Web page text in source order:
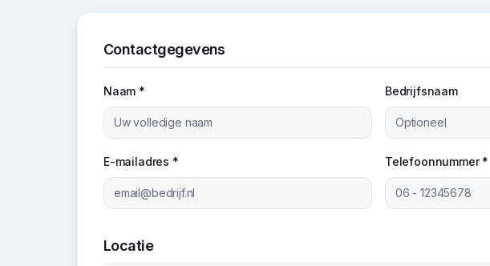
Contactgegevens
Naam * Bedrijfsnaam
E-mailadres * Telefoonnummer *
Locatie